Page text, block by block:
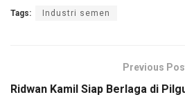
Tags: Industri semen
Previous
Ridwan Kamil Siap Berlaga di